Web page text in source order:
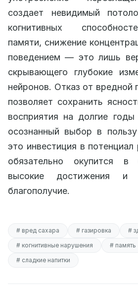
создает невидимый
когнитивных
памяти, снижение
поведением — это лишь
скрывающего глубокие
нейронов. Отказ от вредной
позволяет сохранить
восприятия на долгие
осознанный выбор в
это инвестиция в потенциал
обязательно окупится
высокие достижения и
благополучие.
# вред сахара # газировка
#
# когнитивные нарушения
# память
# сладкие напитки